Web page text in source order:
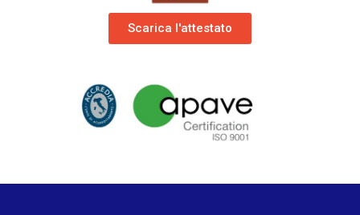
Scarica l'attestato